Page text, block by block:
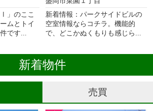
Ⅰ」のここ
ムとトイ
です...
新着情報：パークサイドビルの
空室情報ならコチラ。機能的
で、どこかぬくもりも感じら...
新着物件
売買